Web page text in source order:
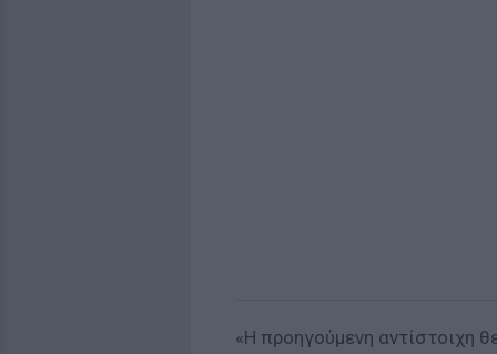
«Η προηγούμενη αντίστοιχη